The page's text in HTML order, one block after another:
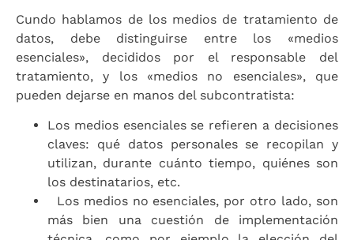
Cundo hablamos de los medios de tratamiento de
datos, debe distinguirse entre los «medios
esenciales», decididos por el responsable del
tratamiento, y los «medios no esenciales», que
pueden dejarse en manos del subcontratista:
Los medios esenciales se refieren a decisiones
claves: qué datos personales se recopilan y
utilizan, durante cuánto tiempo, quiénes son
los destinatarios, etc.
Los medios no esenciales, por otro lado, son
más bien una cuestión de implementación